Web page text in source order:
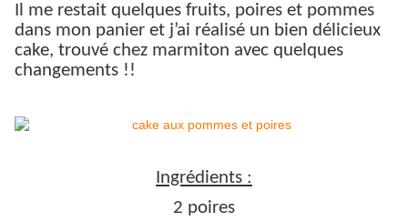
Il me restait quelques fruits, poires et pommes
dans mon panier et j’ai réalisé un bien délicieux
cake, trouvé chez marmiton avec quelques
changements !!
Ingrédients :
2 poires